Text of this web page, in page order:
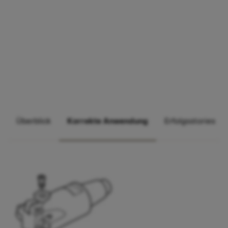
Überblick Korrekte Anwendung Erfolgsstories